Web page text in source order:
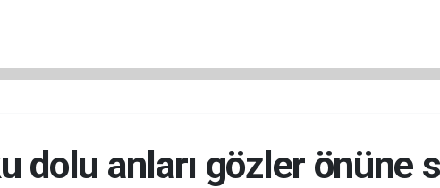
dolu anları gözler önüne